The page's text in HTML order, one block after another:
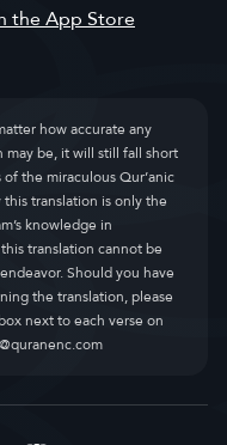
how accurate any
may be, it will still fall short
the miraculous Qur’anic
translation is only the
knowledge in
translation cannot be
Should you have
the translation, please
next to each verse on